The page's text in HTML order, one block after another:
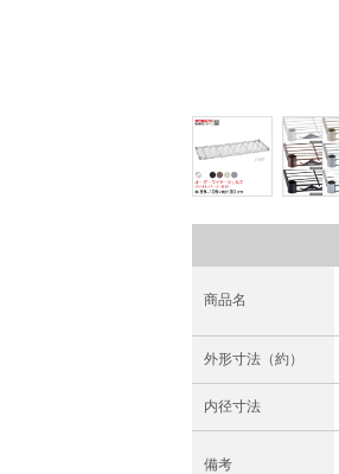
商品名
外形寸法（約）
内径寸法
備考